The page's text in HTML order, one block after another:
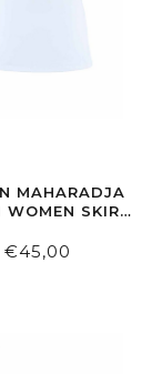
MAHARADJA
WOMEN SKIRT
€45,00